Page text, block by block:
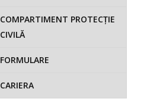
COMPARTIMENT PROTECȚIE
CIVILĂ
FORMULARE
CARIERA